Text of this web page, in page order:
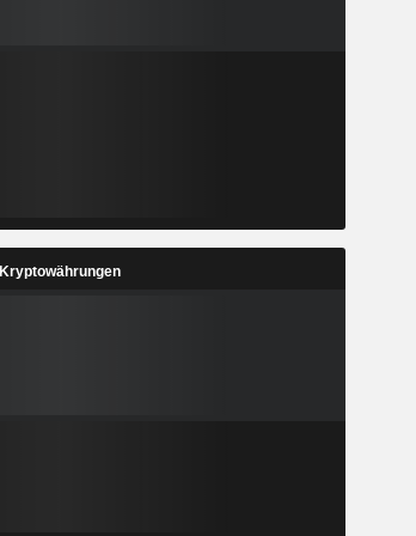
Kryptowährungen